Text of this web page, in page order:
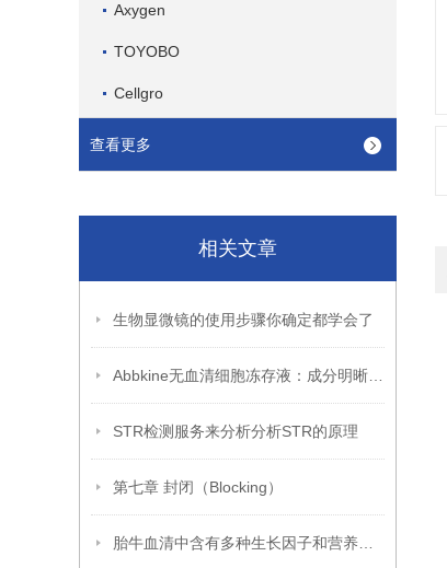
Axygen
TOYOBO
Cellgro
查看更多
相关文章
生物显微镜的使用步骤你确定都学会了
STR检测服务来分析分析STR的原理
第七章 封闭（Blocking）